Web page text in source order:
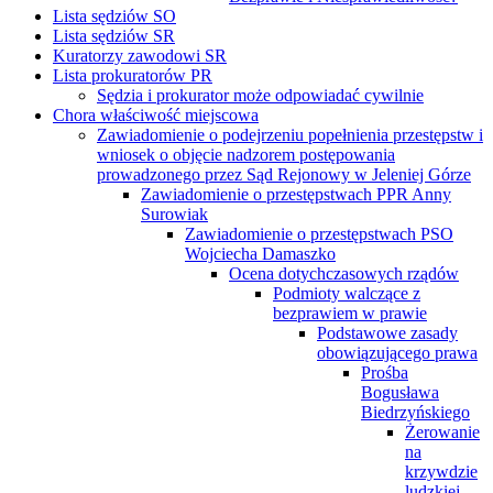
Lista sędziów SO
Lista sędziów SR
Kuratorzy zawodowi SR
Lista prokuratorów PR
Sędzia i prokurator może odpowiadać cywilnie
Chora właściwość miejscowa
Zawiadomienie o podejrzeniu popełnienia przestępstw i
wniosek o objęcie nadzorem postępowania
prowadzonego przez Sąd Rejonowy w Jeleniej Górze
Zawiadomienie o przestępstwach PPR Anny
Surowiak
Zawiadomienie o przestępstwach PSO
Wojciecha Damaszko
Ocena dotychczasowych rządów
Podmioty walczące z
bezprawiem w prawie
Podstawowe zasady
obowiązującego prawa
Prośba
Bogusława
Biedrzyńskiego
Żerowanie
na
krzywdzie